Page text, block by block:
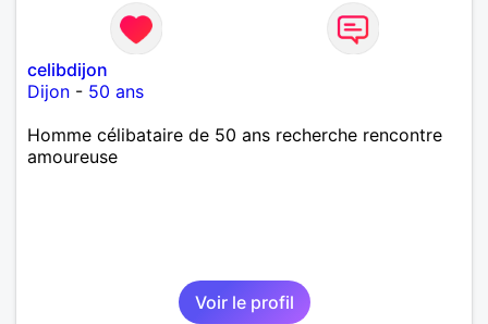
celibdijon
Dijon - 50 ans
Homme célibataire de 50 ans recherche rencontre
amoureuse
Voir le profil